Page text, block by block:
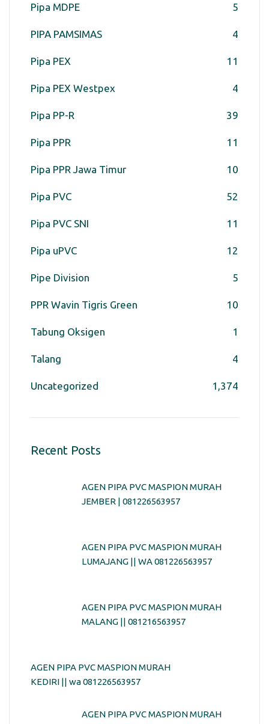
Pipa MDPE 5
PIPA PAMSIMAS 4
Pipa PEX 11
Pipa PEX Westpex 4
Pipa PP-R 39
Pipa PPR 11
Pipa PPR Jawa Timur 10
Pipa PVC 52
Pipa PVC SNI 11
Pipa uPVC 12
Pipe Division 5
PPR Wavin Tigris Green 10
Tabung Oksigen 1
Talang 4
Uncategorized 1,374
Recent Posts
AGEN PIPA PVC MASPION MURAH
JEMBER | 081226563957
AGEN PIPA PVC MASPION MURAH
LUMAJANG || WA 081226563957
AGEN PIPA PVC MASPION MURAH
MALANG || 081216563957
AGEN PIPA PVC MASPION MURAH
KEDIRI || wa 081226563957
AGEN PIPA PVC MASPION MURAH